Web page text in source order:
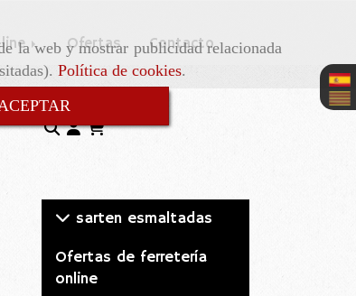
la web y mostrar publicidad relacionada
Política de cookies.
line Ofertas Contacto
sarten esmaltadas
Ofertas de ferretería
online